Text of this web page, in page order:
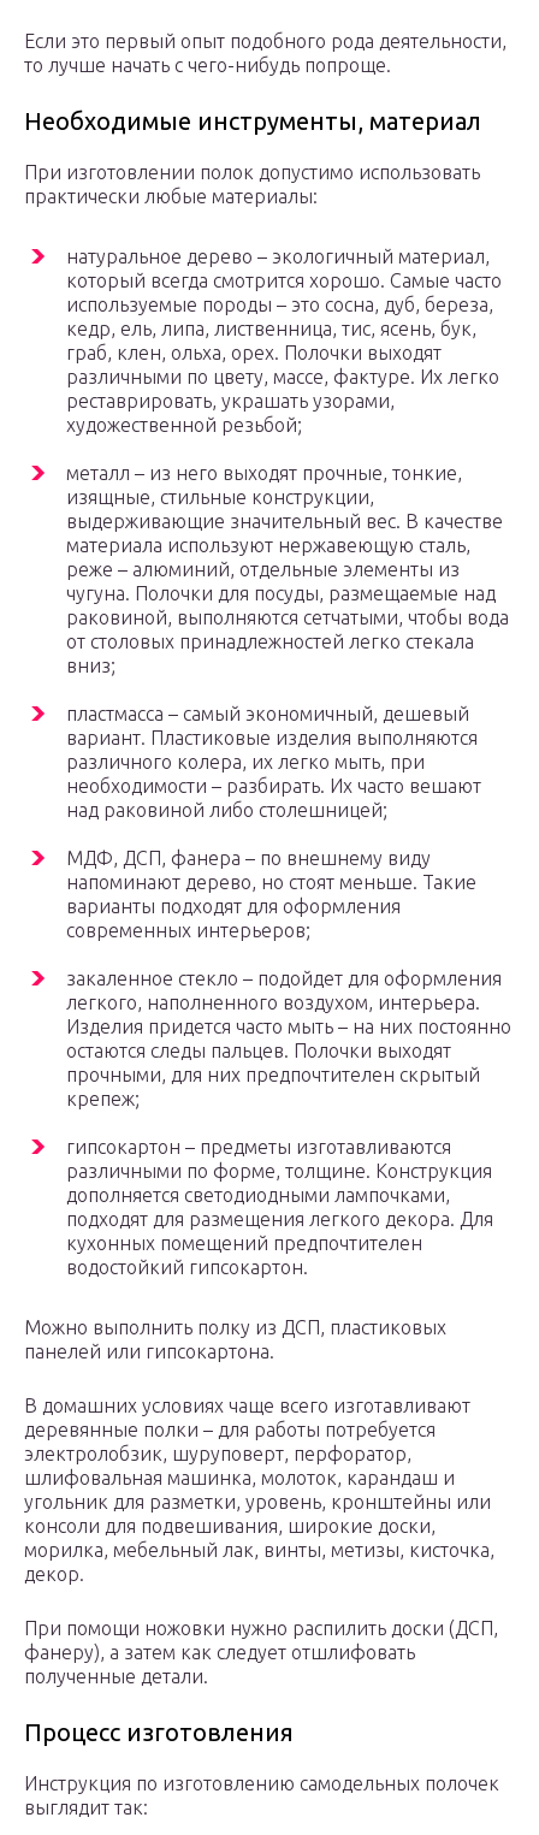
Если это первый опыт подобного рода деятельности,
то лучше начать с чего-нибудь попроще.
Необходимые инструменты, материал
При изготовлении полок допустимо использовать
практически любые материалы:
натуральное дерево – экологичный материал,
который всегда смотрится хорошо. Самые часто
используемые породы – это сосна, дуб, береза,
кедр, ель, липа, лиственница, тис, ясень, бук,
граб, клен, ольха, орех. Полочки выходят
различными по цвету, массе, фактуре. Их легко
реставрировать, украшать узорами,
художественной резьбой;
металл – из него выходят прочные, тонкие,
изящные, стильные конструкции,
выдерживающие значительный вес. В качестве
материала используют нержавеющую сталь,
реже – алюминий, отдельные элементы из
чугуна. Полочки для посуды, размещаемые над
раковиной, выполняются сетчатыми, чтобы вода
от столовых принадлежностей легко стекала
вниз;
пластмасса – самый экономичный, дешевый
вариант. Пластиковые изделия выполняются
различного колера, их легко мыть, при
необходимости – разбирать. Их часто вешают
над раковиной либо столешницей;
МДФ, ДСП, фанера – по внешнему виду
напоминают дерево, но стоят меньше. Такие
варианты подходят для оформления
современных интерьеров;
закаленное стекло – подойдет для оформления
легкого, наполненного воздухом, интерьера.
Изделия придется часто мыть – на них постоянно
остаются следы пальцев. Полочки выходят
прочными, для них предпочтителен скрытый
крепеж;
гипсокартон – предметы изготавливаются
различными по форме, толщине. Конструкция
дополняется светодиодными лампочками,
подходят для размещения легкого декора. Для
кухонных помещений предпочтителен
водостойкий гипсокартон.
Можно выполнить полку из ДСП, пластиковых
панелей или гипсокартона.
В домашних условиях чаще всего изготавливают
деревянные полки – для работы потребуется
электролобзик, шуруповерт, перфоратор,
шлифовальная машинка, молоток, карандаш и
угольник для разметки, уровень, кронштейны или
консоли для подвешивания, широкие доски,
морилка, мебельный лак, винты, метизы, кисточка,
декор.
При помощи ножовки нужно распилить доски (ДСП,
фанеру), а затем как следует отшлифовать
полученные детали.
Процесс изготовления
Инструкция по изготовлению самодельных полочек
выглядит так: